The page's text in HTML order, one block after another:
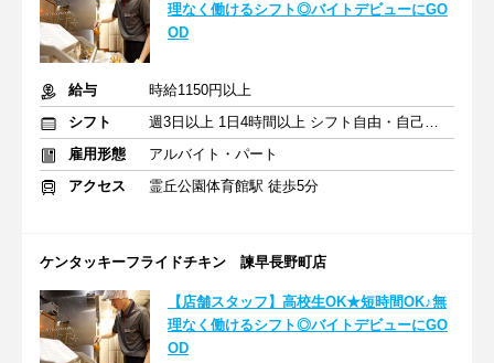
理なく働けるシフト◎バイトデビューにGO
OD
給与
時給1150円以上
シフト
週3日以上 1日4時間以上 シフト自由・自己申告
雇用形態
アルバイト・パート
アクセス
霊丘公園体育館駅 徒歩5分
ケンタッキーフライドチキン 諫早長野町店
【店舗スタッフ】高校生OK★短時間OK♪無
理なく働けるシフト◎バイトデビューにGO
OD